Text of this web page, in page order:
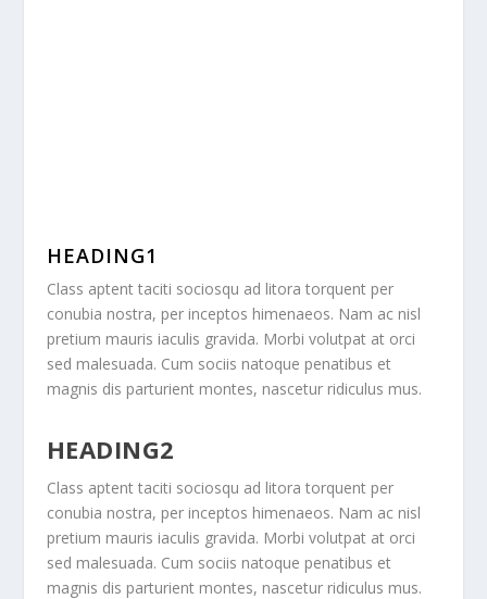
HEADING1
Class aptent taciti sociosqu ad litora torquent per
conubia nostra, per inceptos himenaeos. Nam ac nisl
pretium mauris iaculis gravida. Morbi volutpat at orci
sed malesuada. Cum sociis natoque penatibus et
magnis dis parturient montes, nascetur ridiculus mus.
HEADING2
Class aptent taciti sociosqu ad litora torquent per
conubia nostra, per inceptos himenaeos. Nam ac nisl
pretium mauris iaculis gravida. Morbi volutpat at orci
sed malesuada. Cum sociis natoque penatibus et
magnis dis parturient montes, nascetur ridiculus mus.